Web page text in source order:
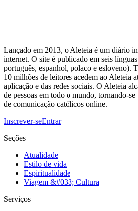
Lançado em 2013, o Aleteia é um diário
internet. O site é publicado em seis
português, espanhol, polaco e esloveno).
10 milhões de leitores acedem ao Aleteia
aplicação e das redes sociais. O Aleteia
de pessoas em todo o mundo, tornando-
de comunicação católicos online.
Inscrever-seEntrar
Seções
Atualidade
Estilo de vida
Espiritualidade
Viagem &#038; Cultura
Serviços